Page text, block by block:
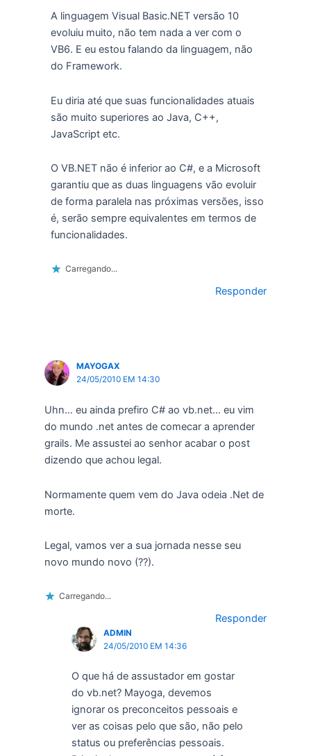
A linguagem Visual Basic.NET versão 10
evoluiu muito, não tem nada a ver com o
VB6. E eu estou falando da linguagem, não
do Framework.
Eu diria até que suas funcionalidades atuais
são muito superiores ao Java, C++,
JavaScript etc.
O VB.NET não é inferior ao C#, e a Microsoft
garantiu que as duas linguagens vão evoluir
de forma paralela nas próximas versões, isso
é, serão sempre equivalentes em termos de
funcionalidades.
Carregando...
Responder
MAYOGAX
24/05/2010 EM 14:30
Uhn… eu ainda prefiro C# ao vb.net… eu vim
do mundo .net antes de comecar a aprender
grails. Me assustei ao senhor acabar o post
dizendo que achou legal.
Normamente quem vem do Java odeia .Net de
morte.
Legal, vamos ver a sua jornada nesse seu
novo mundo novo (??).
Carregando...
Responder
ADMIN
24/05/2010 EM 14:36
O que há de assustador em gostar
do vb.net? Mayoga, devemos
ignorar os preconceitos pessoais e
ver as coisas pelo que são, não pelo
status ou preferências pessoais.